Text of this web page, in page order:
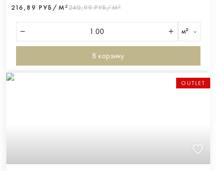
216,89 РУБ/М²240,99 РУБ/М²
м²
В корзину
OUTLET